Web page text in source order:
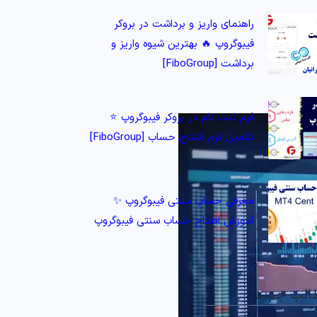
راهنمای واریز و برداشت در بروکر
فیبوگروپ 🔥 بهترین شیوه واریز و
برداشت [FiboGroup]
فرم ثبت نام در بروکر فیبوگروپ ⭐️
تکمیل فرم افتتاح حساب [FiboGroup]
معرفی حساب سنتی فیبوگروپ ✨
آموزش افتتاح حساب سنتی فیبوگروپ
جدید